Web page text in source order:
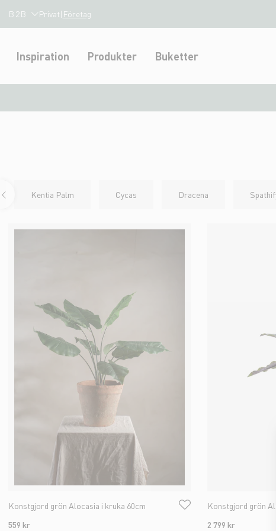
B2B Privat| Företag
Inspiration Produkter Buketter
Kentia Palm Cycas Dracena
Konstgjord grön Alocasia i kruka 60cm
559 kr
Konstgjord grön
2 799 kr